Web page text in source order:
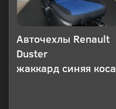
Авточехлы Renault
Duster
жаккард синяя коса